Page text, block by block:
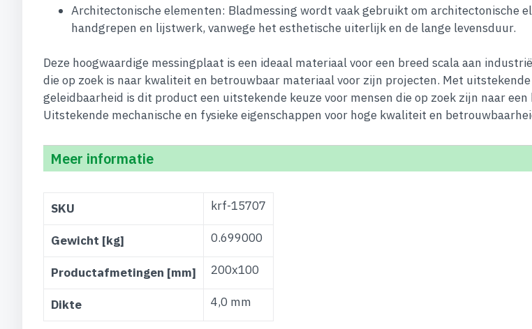
Architectonische elementen: Bladmessing wordt vaak gebruikt om architectonische
handgrepen en lijstwerk, vanwege het esthetische uiterlijk en de lange levensduur.
Deze hoogwaardige messingplaat is een ideaal materiaal voor een breed scala aan
die op zoek is naar kwaliteit en betrouwbaar materiaal voor zijn projecten. Met
geleidbaarheid is dit product een uitstekende keuze voor mensen die op zoek zijn naar
Uitstekende mechanische en fysieke eigenschappen voor hoge kwaliteit en
Meer informatie
informatie
SKU krf-15707
Gewicht [kg] 0.699000
Productafmetingen [mm] 200x100
Dikte 4,0 mm